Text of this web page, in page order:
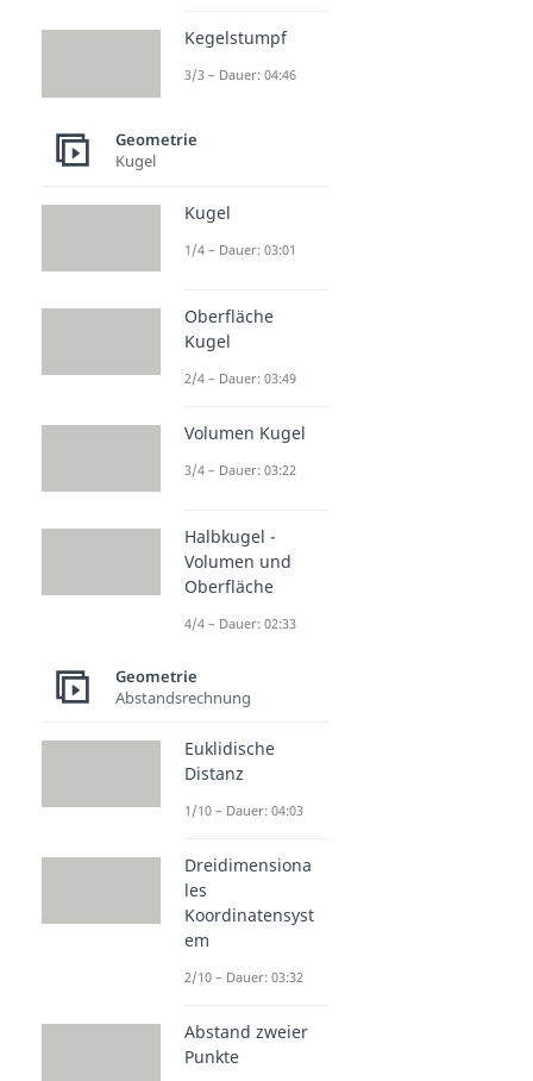
Kegelstumpf
3/3 – Dauer: 04:46
Geometrie
Kugel
Kugel
1/4 – Dauer: 03:01
Oberfläche
Kugel
2/4 – Dauer: 03:49
Volumen Kugel
3/4 – Dauer: 03:22
Halbkugel -
Volumen und
Oberfläche
4/4 – Dauer: 02:33
Geometrie
Abstandsrechnung
Euklidische
Distanz
1/10 – Dauer: 04:03
Dreidimensiona
les
Koordinatensyst
em
2/10 – Dauer: 03:32
Abstand zweier
Punkte